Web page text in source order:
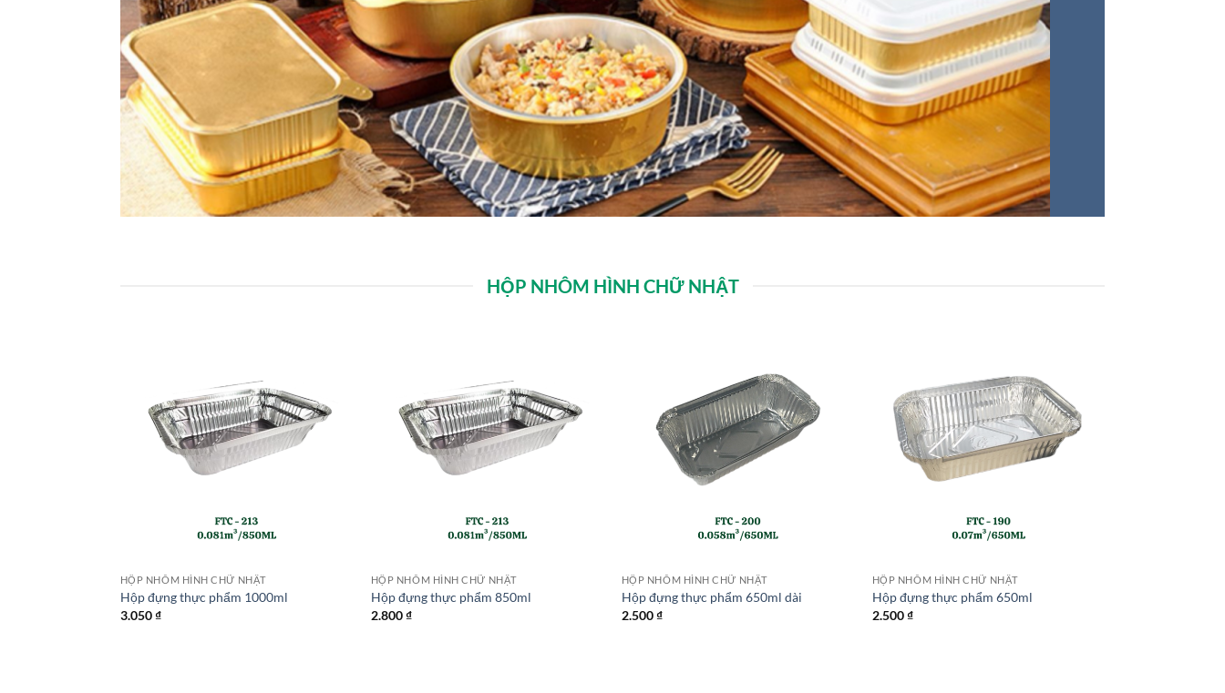
HỘP NHÔM HÌNH CHỮ NHẬT
HỘP NHÔM HÌNH CHỮ NHẬT
Hộp đựng thực phẩm 1000ml
3.050₫
HỘP NHÔM HÌNH CHỮ NHẬT
Hộp đựng thực phẩm 850ml
2.800₫
HỘP NHÔM HÌNH CHỮ NHẬT
Hộp đựng thực phẩm 650ml dài
2.500₫
HỘP NHÔM HÌNH CHỮ NHẬT
Hộp đựng thực phẩm 650ml
2.500₫